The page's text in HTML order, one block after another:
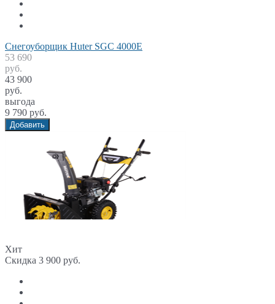
Снегоуборщик Huter SGC 4000E
53 690
руб.
43 900
руб.
выгода
9 790 руб.
Добавить
Хит
Скидка 3 900 руб.